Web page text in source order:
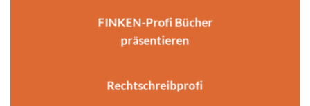
FINKEN-Profi Bücher
präsentieren
Rechtschreibprofi